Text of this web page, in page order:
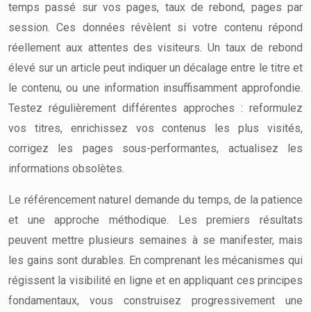
temps passé sur vos pages, taux de rebond, pages par
session. Ces données révèlent si votre contenu répond
réellement aux attentes des visiteurs. Un taux de rebond
élevé sur un article peut indiquer un décalage entre le titre et
le contenu, ou une information insuffisamment approfondie.
Testez régulièrement différentes approches : reformulez
vos titres, enrichissez vos contenus les plus visités,
corrigez les pages sous-performantes, actualisez les
informations obsolètes.
Le référencement naturel demande du temps, de la patience
et une approche méthodique. Les premiers résultats
peuvent mettre plusieurs semaines à se manifester, mais
les gains sont durables. En comprenant les mécanismes qui
régissent la visibilité en ligne et en appliquant ces principes
fondamentaux, vous construisez progressivement une